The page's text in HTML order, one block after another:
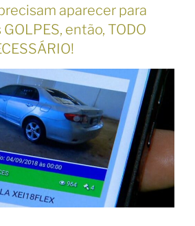
aparecer para
então, TODO